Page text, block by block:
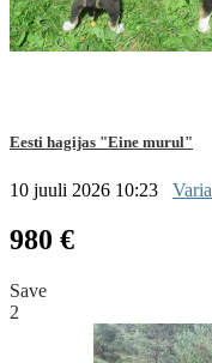
Eesti hagijas "Eine murul"
10 juuli 2026 10:23 Varia
980 €
Save
2